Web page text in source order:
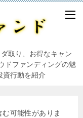
取り、お得なキャン
ドファンディングの魅
資行動を紹介
可能性がありま